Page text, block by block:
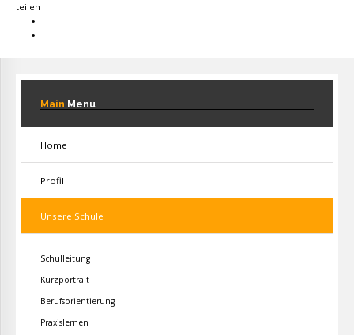
teilen
Main Menu
Home
Profil
Unsere Schule
Schulleitung
Kurzportrait
Berufsorientierung
Praxislernen